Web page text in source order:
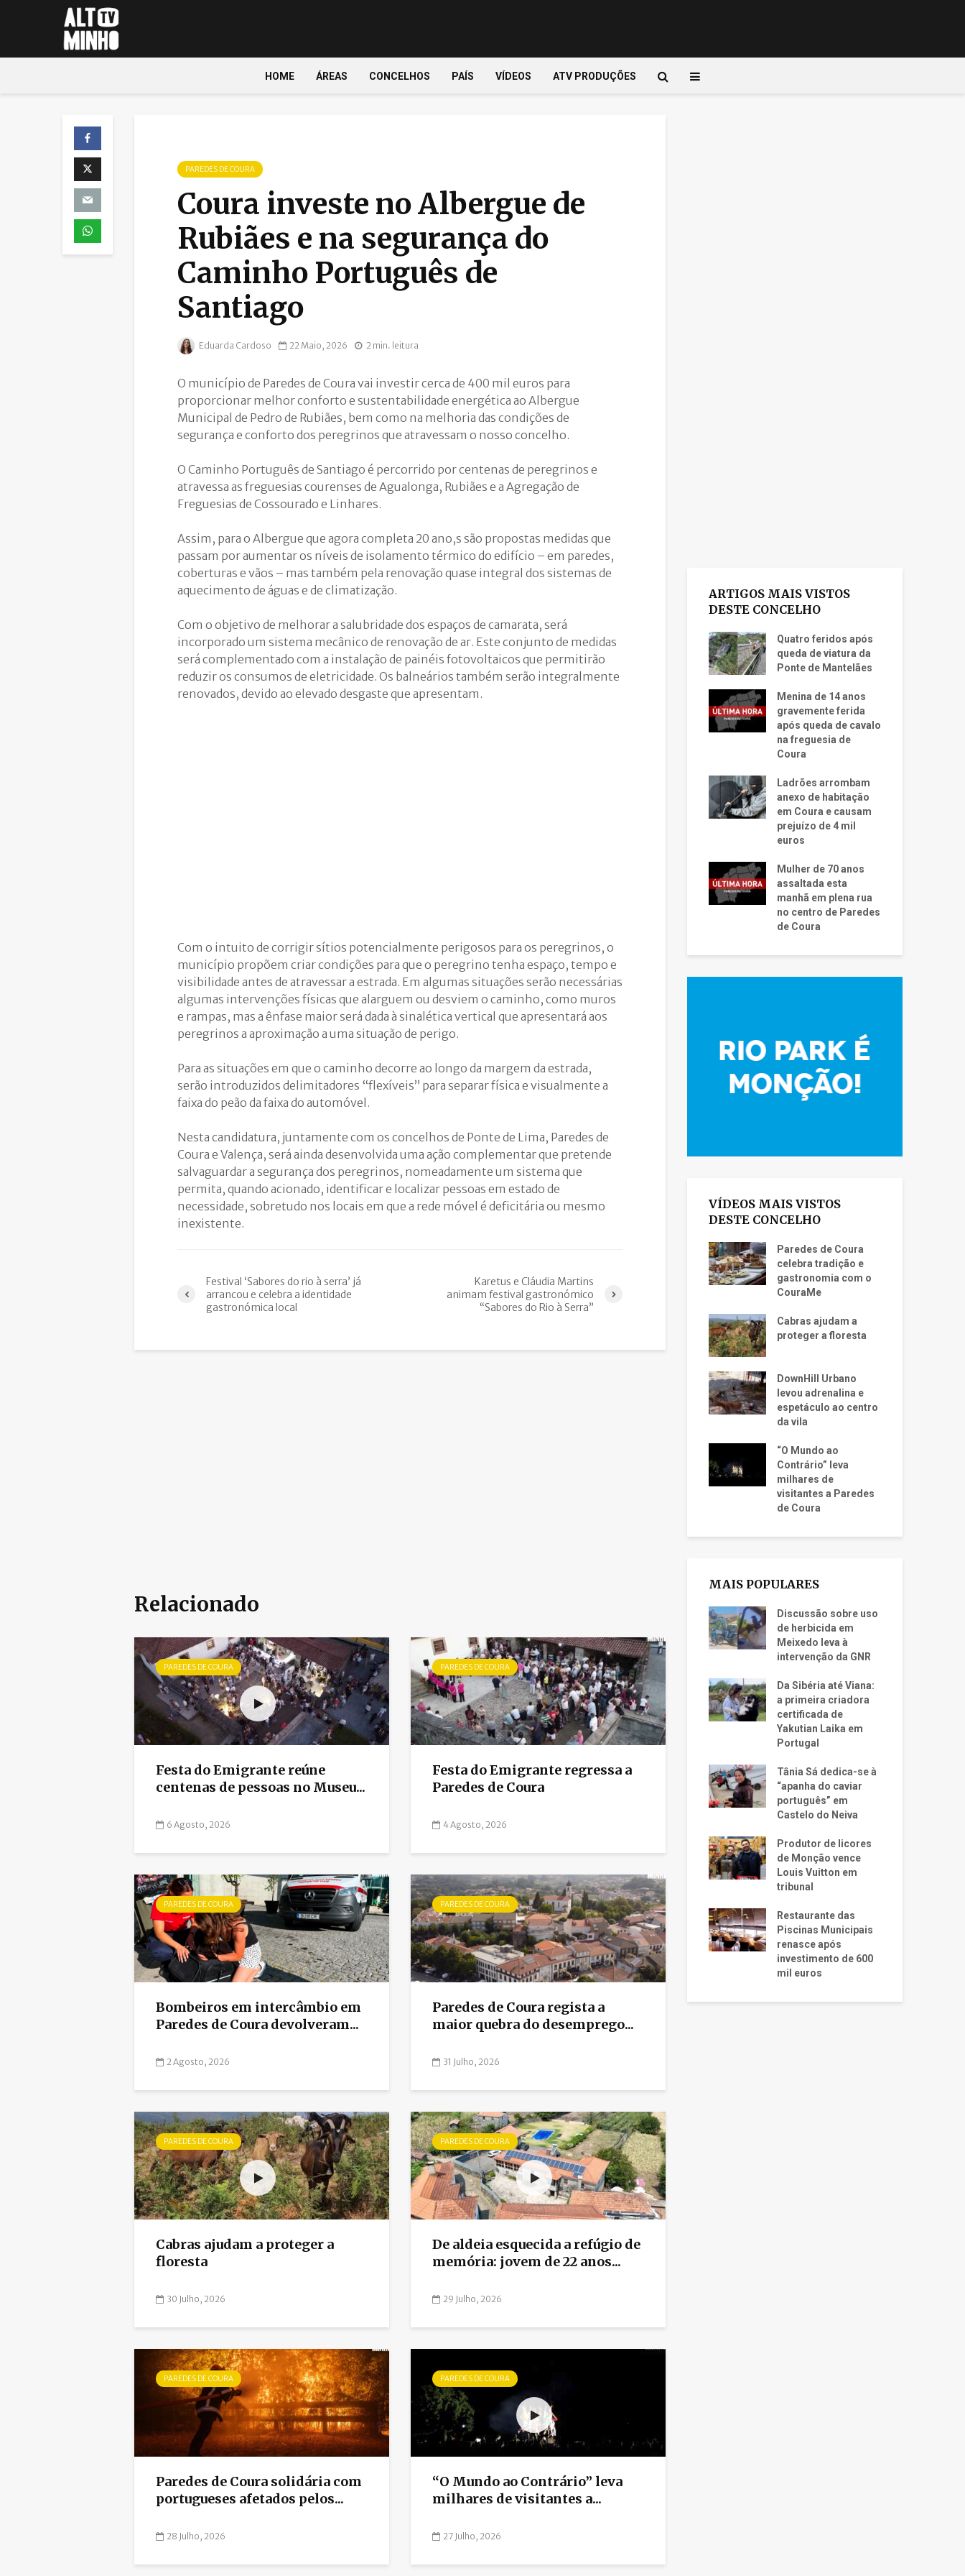
HOME ÁREAS CONCELHOS PAÍS VÍDEOS ATV PRODUÇÕES
PAREDES DE COURA
Coura investe no Albergue de
Rubiães e na segurança do
Caminho Português de
Santiago
Eduarda Cardoso 22 Maio, 2026 2 min. leitura
O município de Paredes de Coura vai investir cerca de 400 mil euros para
proporcionar melhor conforto e sustentabilidade energética ao Albergue
Municipal de Pedro de Rubiães, bem como na melhoria das condições de
segurança e conforto dos peregrinos que atravessam o nosso concelho.
O Caminho Português de Santiago é percorrido por centenas de peregrinos e
atravessa as freguesias courenses de Agualonga, Rubiães e a Agregação de
Freguesias de Cossourado e Linhares.
Assim, para o Albergue que agora completa 20 ano,s são propostas medidas que
passam por aumentar os níveis de isolamento térmico do edifício – em paredes,
coberturas e vãos – mas também pela renovação quase integral dos sistemas de
aquecimento de águas e de climatização.
Com o objetivo de melhorar a salubridade dos espaços de camarata, será
incorporado um sistema mecânico de renovação de ar. Este conjunto de medidas
será complementado com a instalação de painéis fotovoltaicos que permitirão
reduzir os consumos de eletricidade. Os balneários também serão integralmente
renovados, devido ao elevado desgaste que apresentam.
Com o intuito de corrigir sítios potencialmente perigosos para os peregrinos, o
município propõem criar condições para que o peregrino tenha espaço, tempo e
visibilidade antes de atravessar a estrada. Em algumas situações serão necessárias
algumas intervenções físicas que alarguem ou desviem o caminho, como muros
e rampas, mas a ênfase maior será dada à sinalética vertical que apresentará aos
peregrinos a aproximação a uma situação de perigo.
Para as situações em que o caminho decorre ao longo da margem da estrada,
serão introduzidos delimitadores “flexíveis” para separar física e visualmente a
faixa do peão da faixa do automóvel.
Nesta candidatura, juntamente com os concelhos de Ponte de Lima, Paredes de
Coura e Valença, será ainda desenvolvida uma ação complementar que pretende
salvaguardar a segurança dos peregrinos, nomeadamente um sistema que
permita, quando acionado, identificar e localizar pessoas em estado de
necessidade, sobretudo nos locais em que a rede móvel é deficitária ou mesmo
inexistente.
Festival ‘Sabores do rio à serra’ já
arrancou e celebra a identidade
gastronómica local
Karetus e Cláudia Martins
animam festival gastronómico
“Sabores do Rio à Serra”
Relacionado
PAREDES DE COURA
Festa do Emigrante reúne
centenas de pessoas no Museu...
6 Agosto, 2026
PAREDES DE COURA
Festa do Emigrante regressa a
Paredes de Coura
4 Agosto, 2026
PAREDES DE COURA
Bombeiros em intercâmbio em
Paredes de Coura devolveram...
2 Agosto, 2026
PAREDES DE COURA
Paredes de Coura regista a
maior quebra do desemprego...
31 Julho, 2026
PAREDES DE COURA
Cabras ajudam a proteger a
floresta
30 Julho, 2026
PAREDES DE COURA
De aldeia esquecida a refúgio de
memória: jovem de 22 anos...
29 Julho, 2026
PAREDES DE COURA
Paredes de Coura solidária com
portugueses afetados pelos...
28 Julho, 2026
PAREDES DE COURA
“O Mundo ao Contrário” leva
milhares de visitantes a...
27 Julho, 2026
ARTIGOS MAIS VISTOS
DESTE CONCELHO
Quatro feridos após
queda de viatura da
Ponte de Mantelães
Menina de 14 anos
gravemente ferida
após queda de cavalo
na freguesia de
Coura
Ladrões arrombam
anexo de habitação
em Coura e causam
prejuízo de 4 mil
euros
Mulher de 70 anos
assaltada esta
manhã em plena rua
no centro de Paredes
de Coura
VÍDEOS MAIS VISTOS
DESTE CONCELHO
Paredes de Coura
celebra tradição e
gastronomia com o
CouraMe
Cabras ajudam a
proteger a floresta
DownHill Urbano
levou adrenalina e
espetáculo ao centro
da vila
“O Mundo ao
Contrário” leva
milhares de
visitantes a Paredes
de Coura
MAIS POPULARES
Discussão sobre uso
de herbicida em
Meixedo leva à
intervenção da GNR
Da Sibéria até Viana:
a primeira criadora
certificada de
Yakutian Laika em
Portugal
Tânia Sá dedica-se à
“apanha do caviar
português” em
Castelo do Neiva
Produtor de licores
de Monção vence
Louis Vuitton em
tribunal
Restaurante das
Piscinas Municipais
renasce após
investimento de 600
mil euros